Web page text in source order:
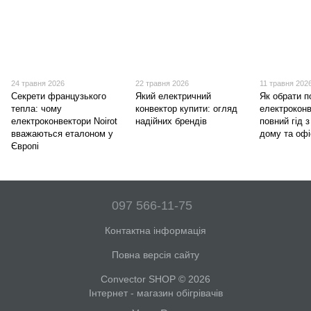
24 травня 2026
Секрети французького
тепла: чому
електроконвектори Noirot
вважаються еталоном у
Європі
22 травня 2026
Який електричний
конвектор купити: огляд
надійних брендів
11 травня
Як обрати
повний гід
дому та
097 566-11-75
Контактна інформація
Повна версія сайту
Convector SHOP © 2026
Інтернет - магазин обігрівачів